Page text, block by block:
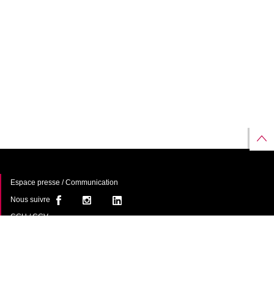
Espace presse / Communication
Nous suivre
CGU / CGV